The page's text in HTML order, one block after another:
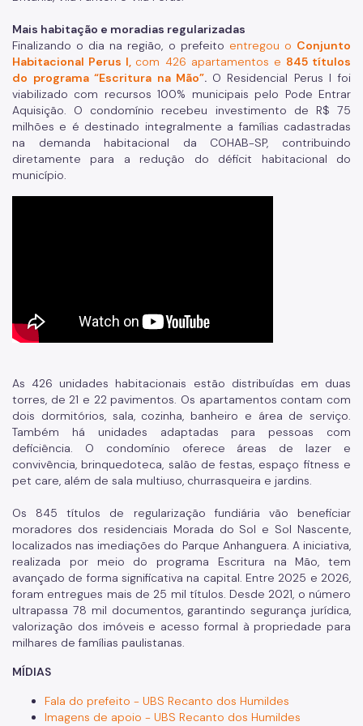
Mais habitação e moradias regularizadas
Finalizando o dia na região, o prefeito entregou o Conjunto
Habitacional Perus I, com 426 apartamentos e 845 títulos
do programa “Escritura na Mão”. O Residencial Perus I foi
viabilizado com recursos 100% municipais pelo Pode Entrar
Aquisição. O condomínio recebeu investimento de R$ 75
milhões e é destinado integralmente a famílias cadastradas
na demanda habitacional da COHAB-SP, contribuindo
diretamente para a redução do déficit habitacional do
município.
As 426 unidades habitacionais estão distribuídas em duas
torres, de 21 e 22 pavimentos. Os apartamentos contam com
dois dormitórios, sala, cozinha, banheiro e área de serviço.
Também há unidades adaptadas para pessoas com
deficiência. O condomínio oferece áreas de lazer e
convivência, brinquedoteca, salão de festas, espaço fitness e
pet care, além de sala multiuso, churrasqueira e jardins.
Os 845 títulos de regularização fundiária vão beneficiar
moradores dos residenciais Morada do Sol e Sol Nascente,
localizados nas imediações do Parque Anhanguera. A iniciativa,
realizada por meio do programa Escritura na Mão, tem
avançado de forma significativa na capital. Entre 2025 e 2026,
foram entregues mais de 25 mil títulos. Desde 2021, o número
ultrapassa 78 mil documentos, garantindo segurança jurídica,
valorização dos imóveis e acesso formal à propriedade para
milhares de famílias paulistanas.
MÍDIAS
Fala do prefeito - UBS Recanto dos Humildes
Imagens de apoio - UBS Recanto dos Humildes